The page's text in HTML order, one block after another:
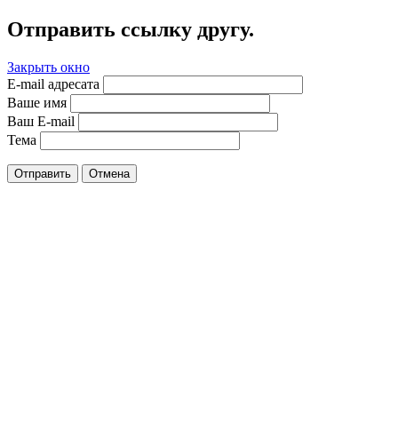
Отправить ссылку другу.
Закрыть окно
E-mail адресата
Ваше имя
Ваш E-mail
Тема
Отправить Отмена